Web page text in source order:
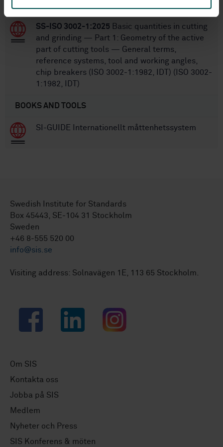
SS-ISO 3002-1:2025 Basic quantities in cutting
and grinding — Part 1: Geometry of the active
part of cutting tools — General terms,
reference systems, tool and working angles,
chip breakers (ISO 3002-1:1982, IDT) (ISO 3002-
1:1982, IDT)
BOOKS AND TOOLS
SI-GUIDE Internationellt måttenhetssystem
Swedish Institute for Standards
Box 45443, SE-104 31 Stockholm
Sweden
+46 8-555 520 00
info@sis.se
Visiting address: Solnavägen 1E, 113 65 Stockholm.
Facebook LinkedIn Instagram
Om SIS
Kontakta oss
Jobba på SIS
Medlem
Nyheter och Press
SIS Konferens & möten